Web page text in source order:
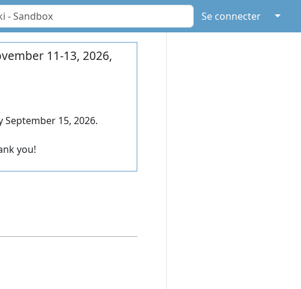
Se connecter ↓
11-13, 2026,
September 15, 2026.
you!